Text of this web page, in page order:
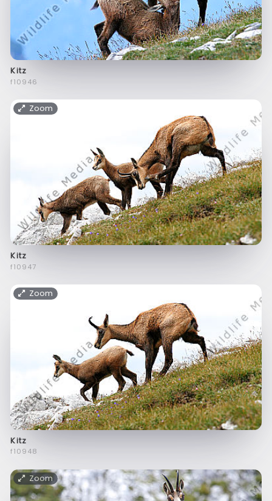
Kitz
f10946
Zoom
Kitz
f10947
Zoom
Kitz
f10948
Zoom